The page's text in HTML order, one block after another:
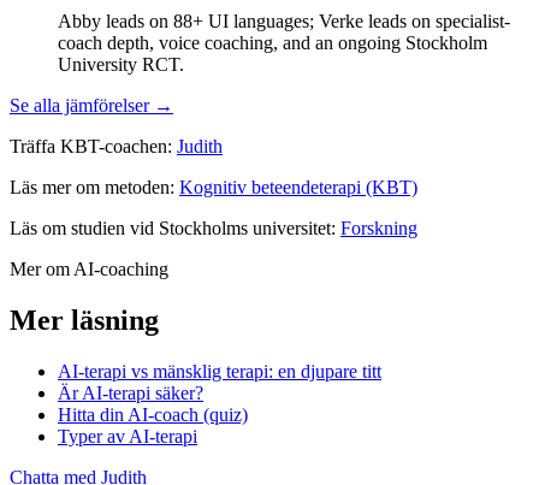
Abby leads on 88+ UI languages; Verke leads on specialist-
coach depth, voice coaching, and an ongoing Stockholm
University RCT.
Se alla jämförelser →
Träffa KBT-coachen: Judith
Läs mer om metoden: Kognitiv beteendeterapi (KBT)
Läs om studien vid Stockholms universitet: Forskning
Mer om AI-coaching
Mer läsning
AI-terapi vs mänsklig terapi: en djupare titt
Är AI-terapi säker?
Hitta din AI-coach (quiz)
Typer av AI-terapi
Chatta med Judith